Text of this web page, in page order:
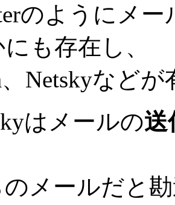
のようにメ
も存在し、
Netskyなどが
はメールの送
メールだと